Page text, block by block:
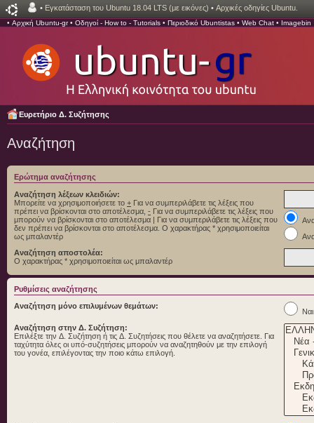
• Εγκατάσταση του Ubuntu 18.04 LTS (με εικόνες) • Αρχικές οδηγίες Ubuntu.
• Αρχική Ubuntu-gr• Οδηγοί - How to - Tutorials • Περιοδικό Ubuntistas • Web Chat • Imagebin
Ευρετήριο Δ. Συζήτησης
Αναζήτηση
Ερώτημα αναζήτησης
Αναζήτηση λέξεων κλειδιών:
Μπορείτε να χρησιμοποιήσετε το + Για να συμπεριλάβετε τις λέξεις που
πρέπει να βρίσκονται στο αποτέλεσμα, - Για να συμπεριλάβετε τις λέξεις που
μπορούν να βρίσκονται στο αποτέλεσμα | Για να συμπεριλάβετε τις λέξεις που
δεν πρέπει να βρίσκονται στο αποτέλεσμα. Ο χαρακτήρας * χρησιμοποιείται
ως μπαλαντέρ
Αναζήτηση αποστολέα:
Ο χαρακτήρας * χρησιμοποιείται ως μπαλαντέρ
Ρυθμίσεις αναζήτησης
Αναζήτηση μόνο επιλυμένων θεμάτων:
Ναι
Αναζήτηση στην Δ. Συζήτηση:
Επιλέξτε την Δ. Συζήτηση ή τις Δ. Συζητήσεις που θέλετε να αναζητήσετε. Για
ταχύτητα όλες οι υπό-συζητήσεις μπορούν να αναζητηθούν με την επιλογή
του γονέα, επιλέγοντας την ποιο κάτω επιλογή.